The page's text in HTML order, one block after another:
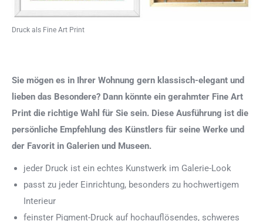
Druck als Fine Art Print
Sie mögen es in Ihrer Wohnung gern klassisch-elegant und
lieben das Besondere? Dann könnte ein gerahmter Fine Art
Print die richtige Wahl für Sie sein. Diese Ausführung ist die
persönliche Empfehlung des Künstlers für seine Werke und
der Favorit in Galerien und Museen.
jeder Druck ist ein echtes Kunstwerk im Galerie-Look
passt zu jeder Einrichtung, besonders zu hochwertigem
Interieur
feinster Pigment-Druck auf hochauflösendes, schweres